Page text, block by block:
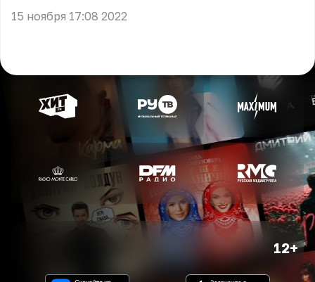
15 ноября 17:08 2022
12+